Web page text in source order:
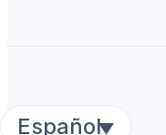
Español